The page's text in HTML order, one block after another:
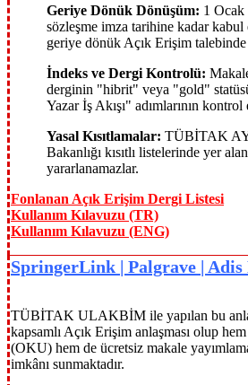
Geriye Dönük Dönüşüm: 1 Ocak
sözleşme imza tarihine kadar
geriye dönük Açık Erişim
İndeks ve Dergi Kontrolü:
derginin "hibrit" veya "gold"
Yazar İş Akışı" adımlarının
Yasal Kısıtlamalar: TÜBİTAK
Bakanlığı kısıtlı listelerinde yer
yararlanamazlar.
Fonlanan Açık Erişim Dergi Listesi
Kullanım Kılavuzu (TR)
Kullanım Kılavuzu (ENG)
SpringerLink | Palgrave |
TÜBİTAK ULAKBİM ile yapılan bu
kapsamlı Açık Erişim anlaşması olup
(OKU) hem de ücretsiz makale
imkânı sunmaktadır.